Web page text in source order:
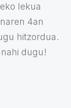
lekua
4an
hitzordua.
dugu!